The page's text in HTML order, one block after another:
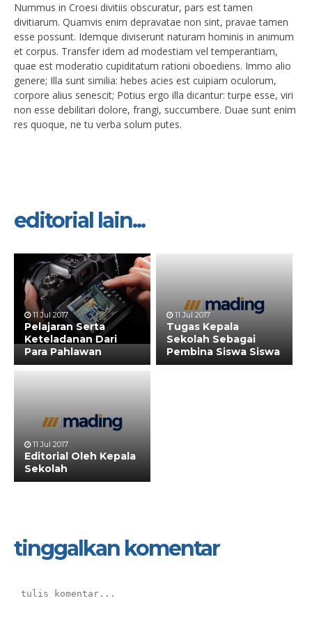
Nummus in Croesi divitiis obscuratur, pars est tamen
divitiarum. Quamvis enim depravatae non sint, pravae tamen
esse possunt. Idemque diviserunt naturam hominis in animum
et corpus. Transfer idem ad modestiam vel temperantiam,
quae est moderatio cupiditatum rationi oboediens. Immo alio
genere; Illa sunt similia: hebes acies est cuipiam oculorum,
corpore alius senescit; Potius ergo illa dicantur: turpe esse, viri
non esse debilitari dolore, frangi, succumbere. Duae sunt enim
res quoque, ne tu verba solum putes.
editorial lain...
11 Jul 2017
Pelajaran Serta
Keteladanan Dari
Para Pahlawan
11 Jul 2017
Tugas Kepala
Sekolah Sebagai
Pembina Siswa Siswa
11 Jul 2017
Editorial Oleh Kepala
Sekolah
tinggalkan komentar